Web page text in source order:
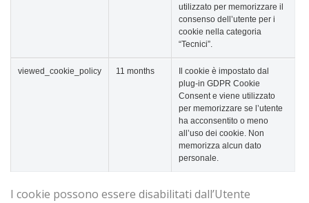
utilizzato per memorizzare il
consenso dell’utente per i
cookie nella categoria
“Tecnici”.
viewed_cookie_policy 11 months
Il cookie è impostato dal
plug-in GDPR Cookie
Consent e viene utilizzato
per memorizzare se l’utente
ha acconsentito o meno
all’uso dei cookie. Non
memorizza alcun dato
personale.
I cookie possono essere disabilitati dall’Utente